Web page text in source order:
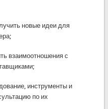
новые идеи для
взаимоотношения с
инструменты и
по их